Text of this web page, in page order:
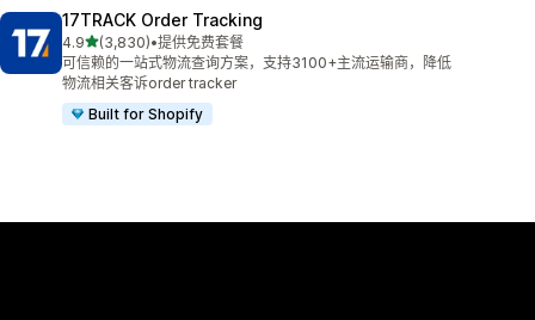
17TRACK Order Tracking
4.9星（满分 5 星）
(3,830)
总共 3830 条评论
•提供免费套餐
可信赖的一站式物流查询方案，支持3100+主流运输商，降低
物流相关客诉order tracker
Built for Shopify